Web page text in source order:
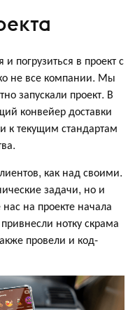
погрузиться в проект с
не все компании. Мы
запускали проект. В
конвейер доставки
к текущим стандартам
как над своими.
задачи, но и
на проекте начала
нотку скрама
провели и код-